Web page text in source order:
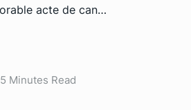
/ Historique et mémorable acte de candidature de Pascal Affi N’guessan
5 Minutes Read